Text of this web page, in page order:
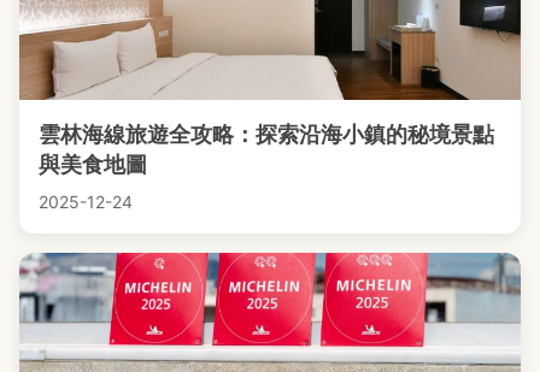
雲林海線旅遊全攻略：探索沿海小鎮的秘境景點
與美食地圖
2025-12-24